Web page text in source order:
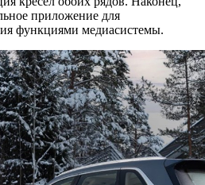
приложение для
функциями медиасистемы.